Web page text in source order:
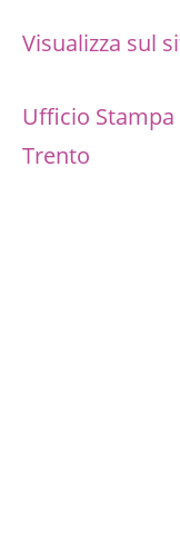
Visualizza sul
Ufficio
Trento